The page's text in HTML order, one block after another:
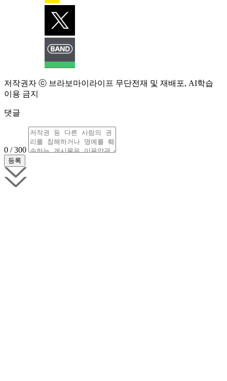
저작권자 ⓒ 브라보마이라이프 무단전재 및 재배포, AI학습
이용 금지
댓글
0 / 300